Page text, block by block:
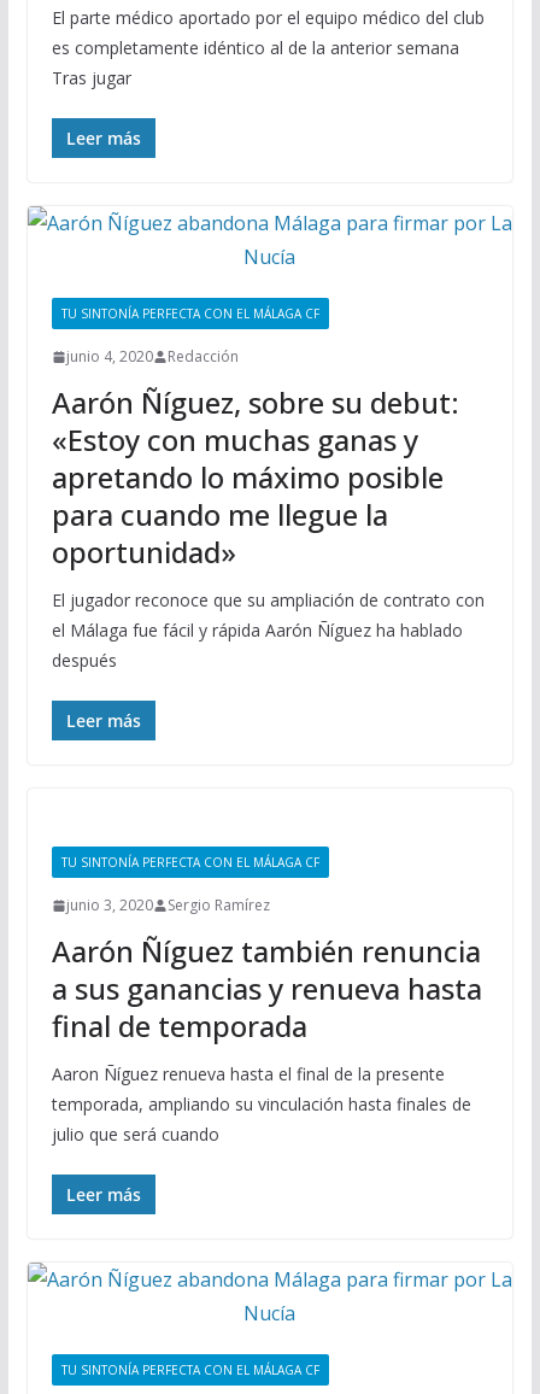
El parte médico aportado por el equipo médico del club
es completamente idéntico al de la anterior semana
Tras jugar
Leer más
TU SINTONÍA PERFECTA CON EL MÁLAGA CF
junio 4, 2020 Redacción
Aarón Ñíguez, sobre su debut:
«Estoy con muchas ganas y
apretando lo máximo posible
para cuando me llegue la
oportunidad»
El jugador reconoce que su ampliación de contrato con
el Málaga fue fácil y rápida Aarón Ñíguez ha hablado
después
Leer más
TU SINTONÍA PERFECTA CON EL MÁLAGA CF
junio 3, 2020 Sergio Ramírez
Aarón Ñíguez también renuncia
a sus ganancias y renueva hasta
final de temporada
Aaron Ñíguez renueva hasta el final de la presente
temporada, ampliando su vinculación hasta finales de
julio que será cuando
Leer más
TU SINTONÍA PERFECTA CON EL MÁLAGA CF